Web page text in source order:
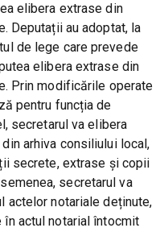
elibera extrase din
Deputații au adoptat, la
de lege care prevede
elibera extrase din
Prin modificările operate
pentru funcția de
secretarul va elibera
arhiva consiliului local,
secrete, extrase și copii
secretarul va
actelor notariale deținute,
actul notarial întocmit